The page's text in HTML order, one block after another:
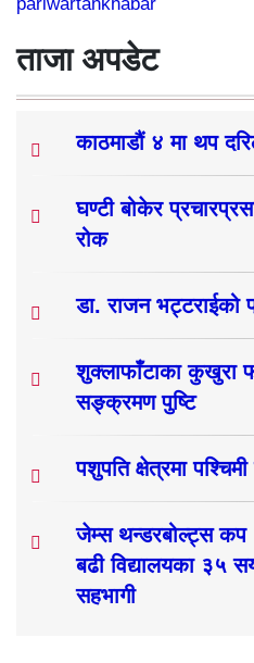
ताजा अपडेट
काठमाडौं ४ मा थप
घण्टी बोकेर
रोक
डा. राजन भट्टराईको
शुक्लाफाँटाका कुखुरा
सङ्क्रमण पुष्टि
पशुपति क्षेत्रमा
जेम्स थन्डरबोल्ट्स
बढी विद्यालयका ३५
सहभागी